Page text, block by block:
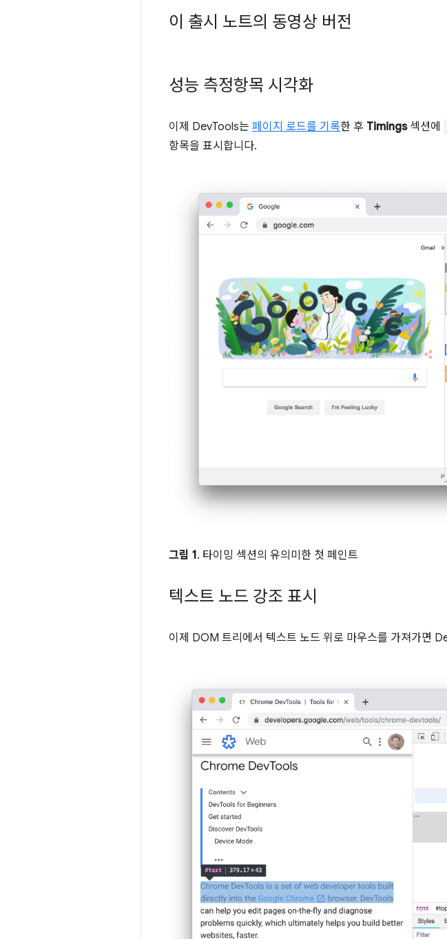
이 출시 노트의 동영상 버전
성능 측정항목 시각화
이제 DevTools는 페이지 로드를 기록한 후 Timings섹션에
항목을 표시합니다.
그림 1. 타이밍 섹션의 유의미한 첫 페인트
텍스트 노드 강조 표시
이제 DOM 트리에서 텍스트 노드 위로 마우스를 가져가면